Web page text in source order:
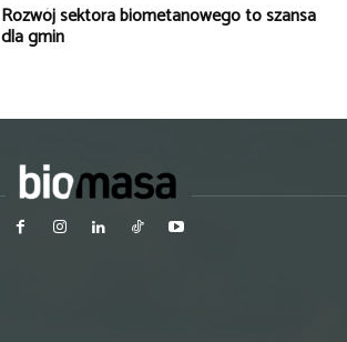
Rozwój sektora biometanowego to szansa
dla gmin